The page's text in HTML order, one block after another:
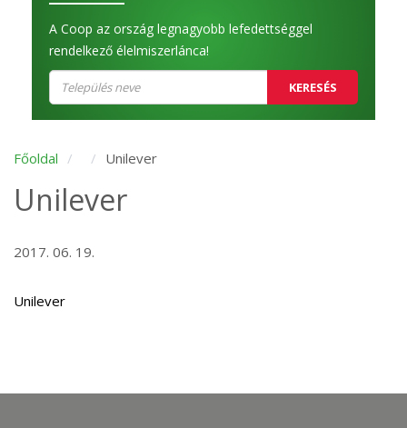
A Coop az ország legnagyobb lefedettséggel
rendelkező élelmiszerlánca!
KERESÉS
Főoldal Unilever
Unilever
2017. 06. 19.
Unilever